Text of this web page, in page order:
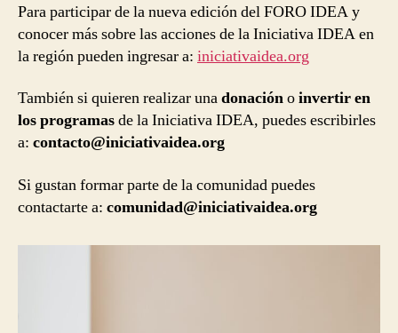
Para participar de la nueva edición del FORO IDEA y
conocer más sobre las acciones de la Iniciativa IDEA en
la región pueden ingresar a: iniciativaidea.org
También si quieren realizar unadonaciónoinvertir en
los programasde la Iniciativa IDEA, puedes escribirles
a: contacto@iniciativaidea.org
Si gustan formar parte de la comunidad puedes
contactarte a: comunidad@iniciativaidea.org